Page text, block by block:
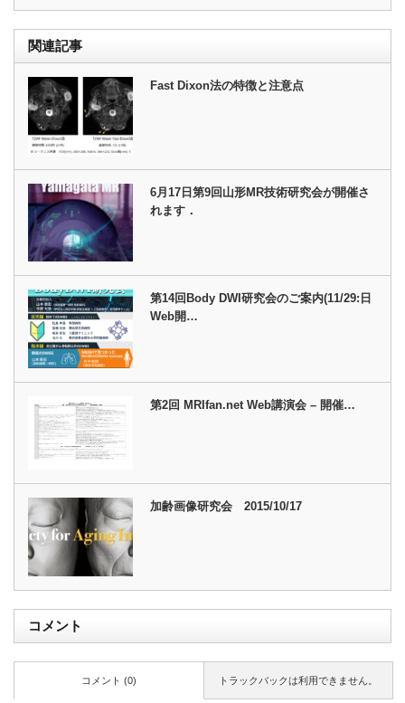
関連記事
Fast Dixon法の特徴と注意点
6月17日第9回山形MR技術研究会が開催さ
れます．
第14回Body DWI研究会のご案内(11/29:日
Web開…
第2回 MRIfan.net Web講演会 – 開催…
加齢画像研究会 2015/10/17
コメント
トラックバックは利用できません。
コメント (0)